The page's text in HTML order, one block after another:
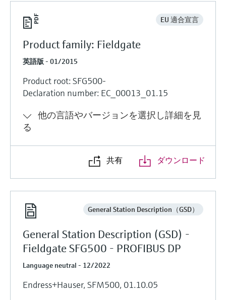
EU 適合宣言
Product family: Fieldgate
英語版 - 01/2015
Product root: SFG500-
Declaration number: EC_00013_01.15
他の言語やバージョンを選択し詳細を見
る
共有 ダウンロード
General Station Description（GSD）
General Station Description (GSD) -
Fieldgate SFG500 - PROFIBUS DP
Language neutral - 12/2022
Endress+Hauser, SFM500, 01.10.05